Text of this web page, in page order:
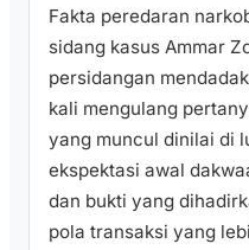
Fakta peredaran
sidang kasus Ammar
persidangan
kali mengulang
yang muncul dinilai di
ekspektasi awal
dan bukti yang
pola transaksi yang